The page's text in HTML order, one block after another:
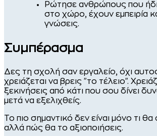
Ρώτησε ανθρώπους που
στο χώρο, έχουν εμπειρία
γνώσεις.
Συμπέρασμα
Δες τη σχολή σαν εργαλείο, όχι
χρειάζεται να βρεις "το τέλειο".
ξεκινήσεις από κάτι που σου δίνει
μετά να εξελιχθείς.
Το πιο σημαντικό δεν είναι μόνο τι
αλλά πώς θα το αξιοποιήσεις.